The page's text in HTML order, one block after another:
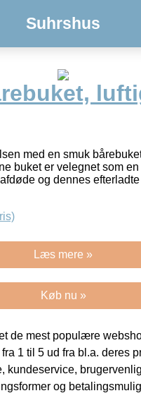
Suhrshus
med en smuk
buket er velegnet som en
og dennes
Læs mere »
Køb nu »
de mest populære
1 til 5 ud fra bl.a. deres
kundeservice,
og